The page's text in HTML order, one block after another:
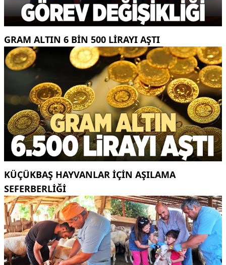
GRAM ALTIN 6 BIN 500 LIRAYI AŞTI
KÜÇÜKBAŞ HAYVANLAR İÇİN AŞILAMA
SEFERBERLİĞİ